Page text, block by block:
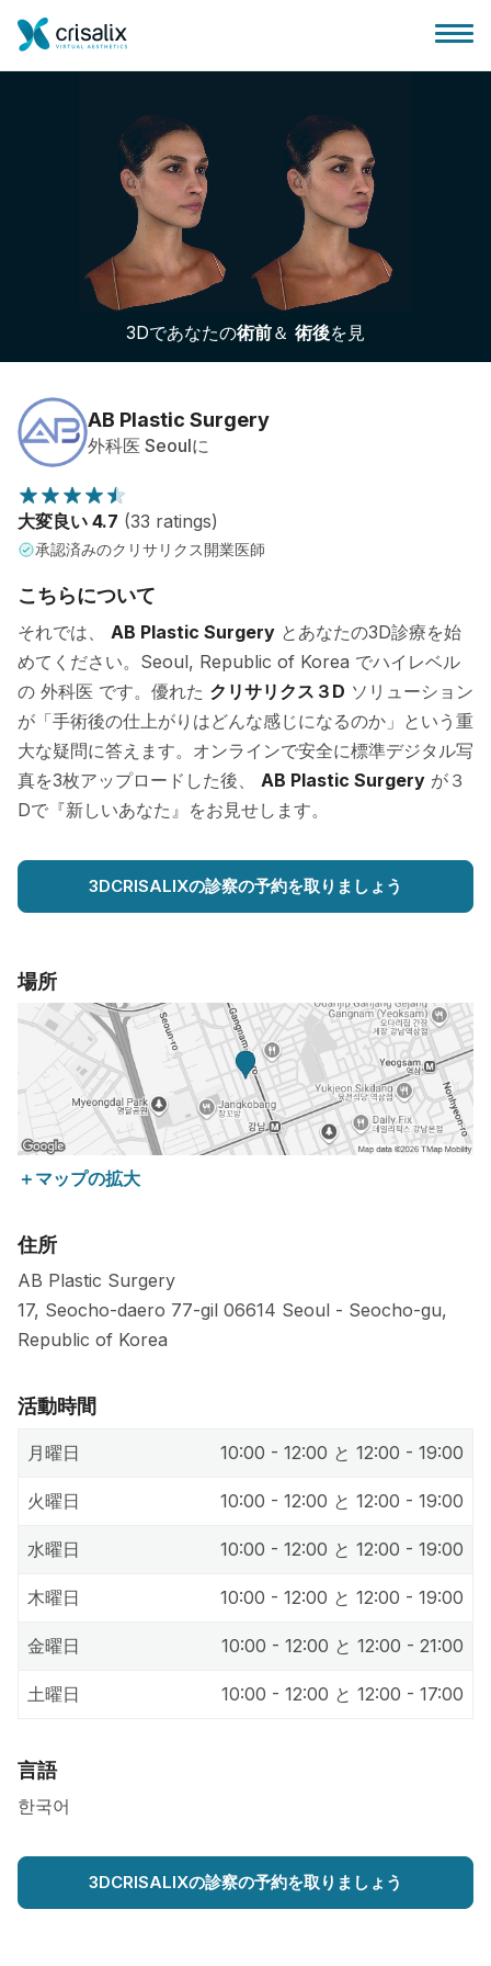
外科医ホーム
3Dビジネスプラットフォーム
サブスクリプションプラン
患者様のレビュー
3Dであなたの術前＆ 術後を見
AB Plastic Surgery
外科医 Seoulに
大変良い 4.7 (33 ratings)
承認済みのクリサリクス開業医師
こちらについて
それでは、 AB Plastic Surgery とあなたの3D診療を始
めてください。Seoul, Republic of Korea でハイレベル
の 外科医 です。優れた クリサリクス３D ソリューション
が「手術後の仕上がりはどんな感じになるのか」という重
大な疑問に答えます。オンラインで安全に標準デジタル写
真を3枚アップロードした後、 AB Plastic Surgery が３
Dで『新しいあなた』をお見せします。
3DCRISALIXの診察の予約を取りましょう
場所
＋マップの拡大
住所
AB Plastic Surgery
17, Seocho-daero 77-gil 06614 Seoul - Seocho-gu,
Republic of Korea
活動時間
月曜日 10:00 - 12:00 と 12:00 - 19:00
火曜日 10:00 - 12:00 と 12:00 - 19:00
水曜日 10:00 - 12:00 と 12:00 - 19:00
木曜日 10:00 - 12:00 と 12:00 - 19:00
金曜日 10:00 - 12:00 と 12:00 - 21:00
土曜日 10:00 - 12:00 と 12:00 - 17:00
言語
한국어
3DCRISALIXの診察の予約を取りましょう